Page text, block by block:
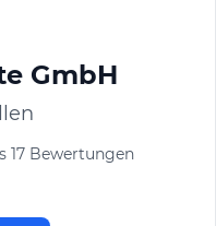
GmbH
17 Bewertungen